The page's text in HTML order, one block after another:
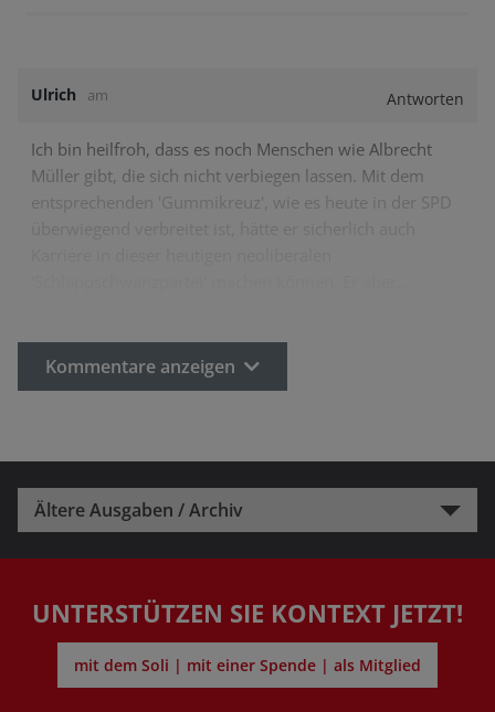
Ulrich am Antworten
Ich bin heilfroh, dass es noch Menschen wie Albrecht
Müller gibt, die sich nicht verbiegen lassen. Mit dem
entsprechenden 'Gummikreuz', wie es heute in der SPD
Kommentare anzeigen
Ältere Ausgaben / Archiv
UNTERSTÜTZEN SIE KONTEXT JETZT!
mit dem Soli | mit einer Spende | als Mitglied